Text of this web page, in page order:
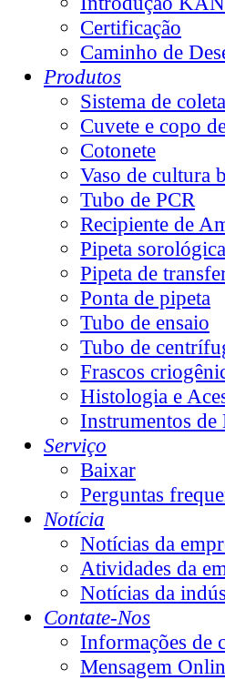
Certificação
Caminho de
Produtos
Sistema de
Cuvete e copo
Cotonete
Vaso de cultura
Tubo de PCR
Recipiente de
Pipeta sorológica
Pipeta de
Ponta de pipeta
Tubo de ensaio
Tubo de
Frascos
Histologia e
Instrumentos de
Serviço
Baixar
Perguntas
Notícia
Notícias da
Atividades da
Notícias da
Contate-Nos
Informações de
Mensagem